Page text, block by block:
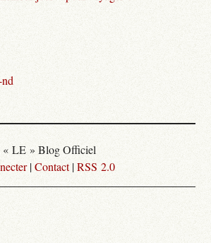
« LE » Blog Officiel
|Contact|RSS 2.0